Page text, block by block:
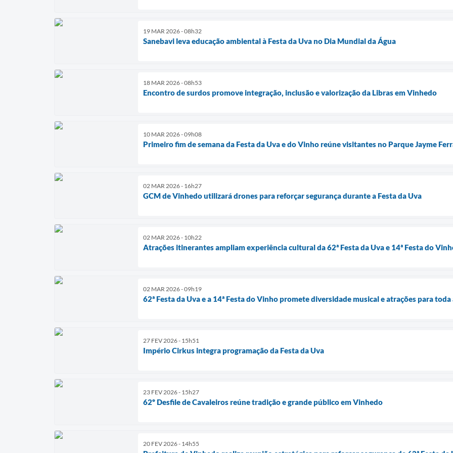
19 MAR 2026 - 08h32
Sanebavi leva educação ambiental à Festa da Uva no Dia Mundial da Água
18 MAR 2026 - 08h53
Encontro de surdos promove integração, inclusão e valorização da Libras em Vinhedo
10 MAR 2026 - 09h08
Primeiro fim de semana da Festa da Uva e do Vinho reúne visitantes no Parque Jayme
02 MAR 2026 - 16h27
GCM de Vinhedo utilizará drones para reforçar segurança durante a Festa da Uva
02 MAR 2026 - 10h22
Atrações itinerantes ampliam experiência cultural da 62ª Festa da Uva e 14ª Festa do
02 MAR 2026 - 09h19
62ª Festa da Uva e a 14ª Festa do Vinho promete diversidade musical e atrações para
27 FEV 2026 - 15h51
Império Cirkus integra programação da Festa da Uva
23 FEV 2026 - 15h27
62º Desfile de Cavaleiros reúne tradição e grande público em Vinhedo
20 FEV 2026 - 14h55